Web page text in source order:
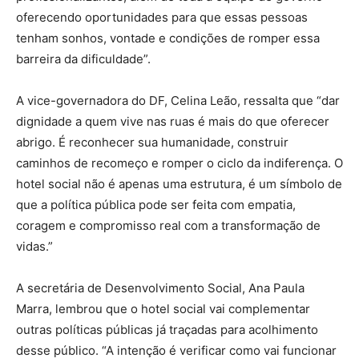
oferecendo oportunidades para que essas pessoas
tenham sonhos, vontade e condições de romper essa
barreira da dificuldade”.
A vice-governadora do DF, Celina Leão, ressalta que “dar
dignidade a quem vive nas ruas é mais do que oferecer
abrigo. É reconhecer sua humanidade, construir
caminhos de recomeço e romper o ciclo da indiferença. O
hotel social não é apenas uma estrutura, é um símbolo de
que a política pública pode ser feita com empatia,
coragem e compromisso real com a transformação de
vidas.”
A secretária de Desenvolvimento Social, Ana Paula
Marra, lembrou que o hotel social vai complementar
outras políticas públicas já traçadas para acolhimento
desse público. “A intenção é verificar como vai funcionar